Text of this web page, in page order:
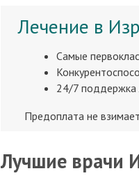
Лечение в
Самые
24/7 поддержка
Предоплата не
Лучшие врачи